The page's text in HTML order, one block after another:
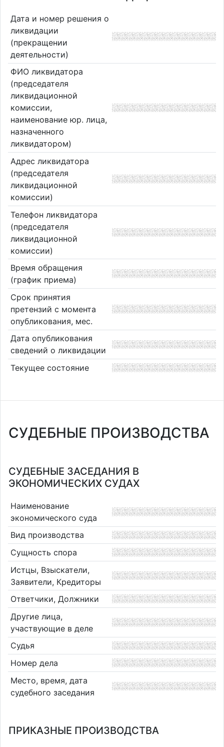
Дата и номер решения о
ликвидации
(прекращении
деятельности)
ФИО ликвидатора
(председателя
ликвидационной
комиссии,
наименование юр. лица,
назначенного
ликвидатором)
Адрес ликвидатора
(председателя
ликвидационной
комиссии)
Телефон ликвидатора
(председателя
ликвидационной
комиссии)
Время обращения
(график приема)
Срок принятия
претензий с момента
опубликования, мес.
Дата опубликования
сведений о ликвидации
Текущее состояние
СУДЕБНЫЕ ПРОИЗВОДСТВА
СУДЕБНЫЕ ЗАСЕДАНИЯ В
ЭКОНОМИЧЕСКИХ СУДАХ
Наименование
экономического суда
Вид производства
Сущность спора
Истцы, Взыскатели,
Заявители, Кредиторы
Ответчики, Должники
Другие лица,
участвующие в деле
Судья
Номер дела
Место, время, дата
судебного заседания
ПРИКАЗНЫЕ ПРОИЗВОДСТВА